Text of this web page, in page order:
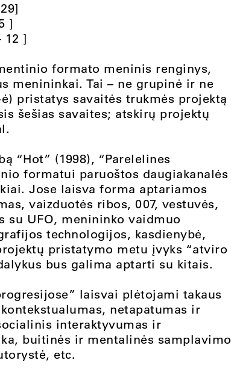
]
12 ]
formato meninis renginys,
menininkai. Tai – ne grupinė ir ne
pristatys savaitės trukmės projektą
šešias savaites; atskirų projektų
“Hot” (1998), “Parelelines
formatui paruoštos daugiakanalės
Jose laisva forma aptariamos
vaizduotės ribos, 007, vestuvės,
UFO, menininko vaidmuo
technologijos, kasdienybė,
pristatymo metu įvyks “atviro
bus galima aptarti su kitais.
laisvai plėtojami takaus
netapatumas ir
interaktyvumas ir
buitinės ir mentalinės samplavimo
etc.